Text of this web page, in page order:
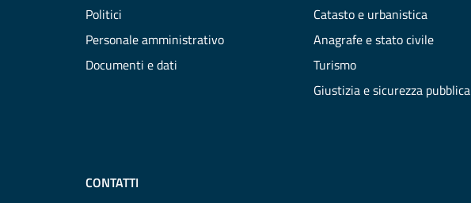
Politici
Personale amministrativo
Documenti e dati
Catasto e urbanistica
Anagrafe e stato civile
Turismo
Giustizia e sicurezza pubblica
CONTATTI